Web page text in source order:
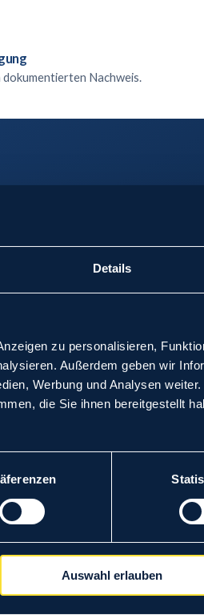
Details
zu personalisieren,
Außerdem geben wir
Werbung und Analysen
die Sie ihnen bereitgestellt
Auswahl erlauben
dokumentierten Nachweis.
für deren Sicherheit. Die